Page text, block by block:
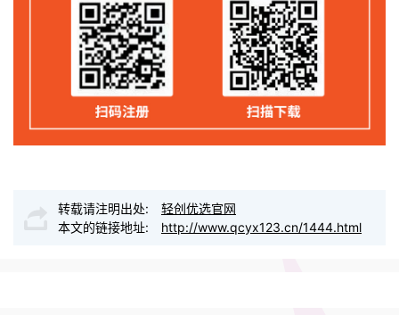
转载请注明出处:
轻创优选官网
本文的链接地址:
http://www.qcyx123.cn/1444.html